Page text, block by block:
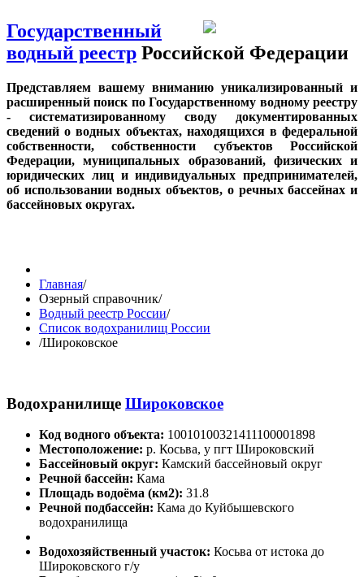
Государственный
водный реестр Российской Федерации
Представляем вашему вниманию уникализированный и
расширенный поиск по Государственному водному реестру
- систематизированному своду документированных
сведений о водных объектах, находящихся в федеральной
собственности, собственности субъектов Российской
Федерации, муниципальных образований, физических и
юридических лиц и индивидуальных предпринимателей,
об использовании водных объектов, о речных бассейнах и
бассейновых округах.
Главная/
Озерный справочник/
Водный реестр России/
Список водохранилищ России
/Широковское
Водохранилище Широковское
Код водного объекта: 10010100321411100001898
Местоположение: р. Косьва, у пгт Широковский
Бассейновый округ: Камский бассейновый округ
Речной бассейн: Кама
Площадь водоёма (км2): 31.8
Речной подбассейн: Кама до Куйбышевского
водохранилища
Водохозяйственный участок: Косьва от истока до
Широковского г/у